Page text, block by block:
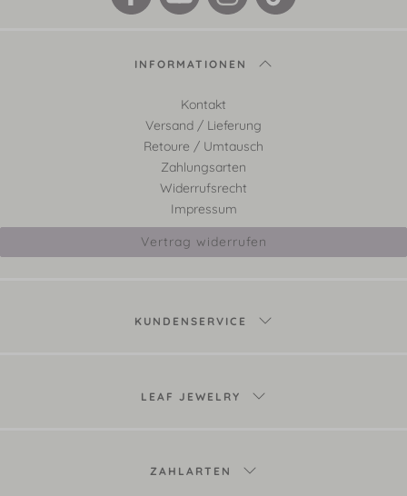
INFORMATIONEN
Kontakt
Versand / Lieferung
Retoure / Umtausch
Zahlungsarten
Widerrufsrecht
Impressum
Vertrag widerrufen
KUNDENSERVICE
LEAF JEWELRY
ZAHLARTEN